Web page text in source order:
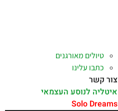
טיולים מאורגנים
כתבו עלינו
צור קשר
איטליה לנוסע העצמאי
Solo Dreams